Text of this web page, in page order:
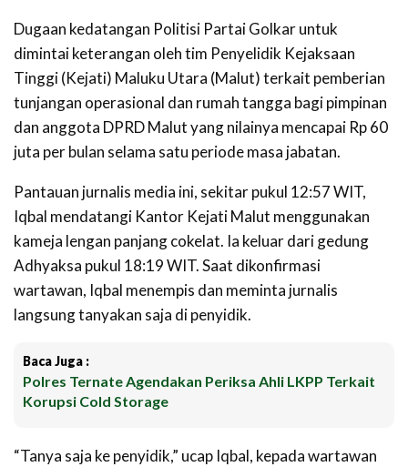
Dugaan kedatangan Politisi Partai Golkar untuk
dimintai keterangan oleh tim Penyelidik Kejaksaan
Tinggi (Kejati) Maluku Utara (Malut) terkait pemberian
tunjangan operasional dan rumah tangga bagi pimpinan
dan anggota DPRD Malut yang nilainya mencapai Rp 60
juta per bulan selama satu periode masa jabatan.
Pantauan jurnalis media ini, sekitar pukul 12:57 WIT,
Iqbal mendatangi Kantor Kejati Malut menggunakan
kameja lengan panjang cokelat. Ia keluar dari gedung
Adhyaksa pukul 18:19 WIT. Saat dikonfirmasi
wartawan, Iqbal menempis dan meminta jurnalis
langsung tanyakan saja di penyidik.
Baca Juga :
Polres Ternate Agendakan Periksa Ahli LKPP Terkait
Korupsi Cold Storage
“Tanya saja ke penyidik,” ucap Iqbal, kepada wartawan